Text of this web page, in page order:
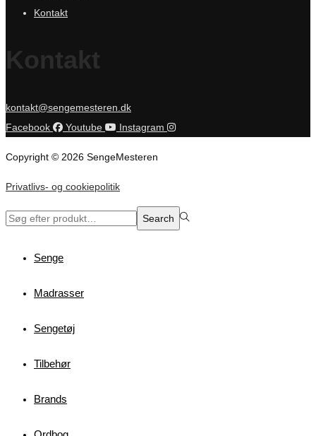
Kontakt
Kontakt
kontakt@sengemesteren.dk
Facebook
Youtube Instagram
Copyright © 2026 SengeMesteren
Privatlivs- og cookiepolitik
Search
Search
Senge
Madrasser
Sengetøj
Tilbehør
Brands